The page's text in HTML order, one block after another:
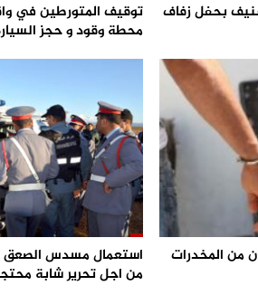
عنيف بحفل زفاف
توقيف المتورطين في
محطة وقود و حجز
تهريب 2 اطنان من المخدرات
من اجل تحرير شابة